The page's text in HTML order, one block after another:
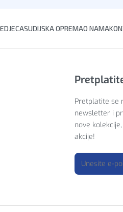
DJECASUDIJSKA OPREMAO NAMA
Pretplatite se
newsletter i
nove
akcije!